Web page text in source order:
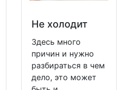
Не холодит
Здесь много
причин и нужно
разбираться в чем
дело, это может